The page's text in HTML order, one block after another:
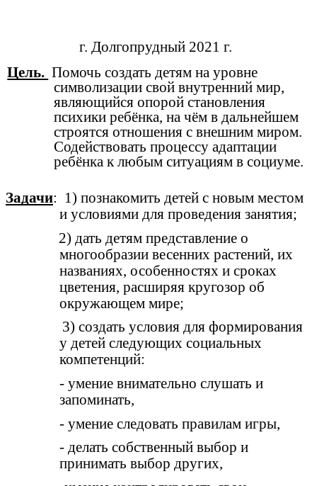
г. Долгопрудный 2021 г.
Цель. Помочь создать детям на уровне
символизации свой внутренний мир,
являющийся опорой становления
психики ребёнка, на чём в дальнейшем
строятся отношения с внешним миром.
Содействовать процессу адаптации
ребёнка к любым ситуациям в социуме.
Задачи: 1) познакомить детей с новым местом
и условиями для проведения занятия;
2) дать детям представление о
многообразии весенних растений, их
названиях, особенностях и сроках
цветения, расширяя кругозор об
окружающем мире;
3) создать условия для формирования
у детей следующих социальных
компетенций:
- умение внимательно слушать и
запоминать,
- умение следовать правилам игры,
- делать собственный выбор и
принимать выбор других,